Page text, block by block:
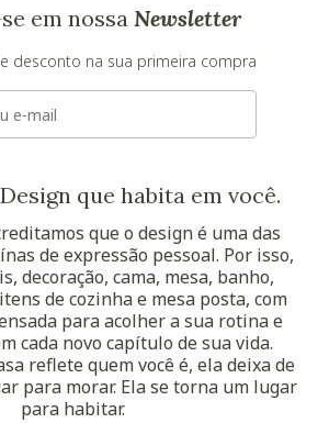
em nossa Newsletter
desconto na sua primeira compra
que habita em você.
que o design é uma das
de expressão pessoal. Por isso,
decoração, cama, mesa, banho,
de cozinha e mesa posta, com
para acolher a sua rotina e
cada novo capítulo de sua vida.
reflete quem você é, ela deixa de
para morar. Ela se torna um lugar
para habitar.